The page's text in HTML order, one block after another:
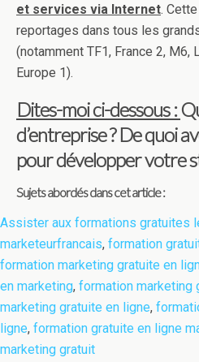
et services via Internet.
reportages dans tous les
(notamment TF1, France 2, M6,
Europe 1).
Dites-moi ci-dessous :
d’entreprise ? De quoi
pour développer votre
Sujets abordés dans cet article :
Assister aux formations gratuites
marketeurfrancais, formation
formation marketing gratuite en
en marketing, formation marketing
marketing gratuite en ligne,
ligne, formation gratuite en ligne
marketing gratuit